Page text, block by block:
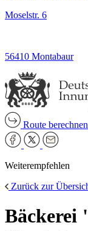
Moselstr. 6
56410 Montabaur
Route berechnen
Weiterempfehlen
Zurück zur
Bäckerei